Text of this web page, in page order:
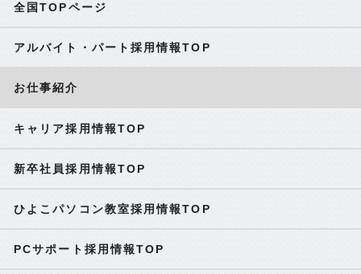
全国TOPページ
アルバイト・パート採用情報TOP
お仕事紹介
キャリア採用情報TOP
新卒社員採用情報TOP
ひよこパソコン教室採用情報TOP
PCサポート採用情報TOP